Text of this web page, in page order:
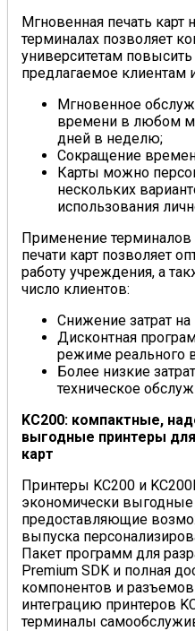
Мгновенная печать карт
терминалах позволяет
университетам
предлагаемое клиентам
Мгновенное
времени в любом
дней в неделю;
Сокращение
Карты можно
нескольких
использования
Применение
печати карт позволяет
работу учреждения, а
число клиентов:
Снижение затрат на
Дисконтная
режиме реального
Более низкие
техническое
KC200: компактные,
выгодные принтеры
карт
Принтеры KC200 и
экономически
предоставляющие
выпуска
Пакет программ для
Premium SDK и полная
компонентов и
интеграцию принтеров
терминалы